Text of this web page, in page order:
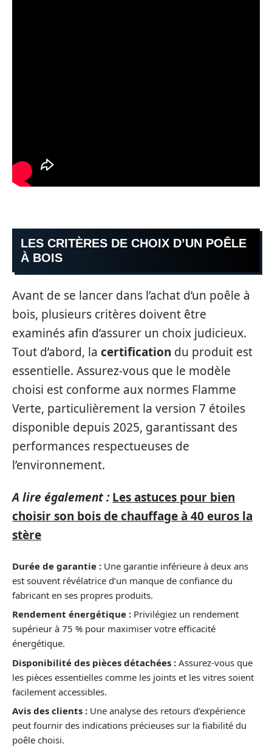
LES CRITÈRES DE CHOIX D’UN POÊLE
À BOIS
Avant de se lancer dans l’achat d’un poêle à
bois, plusieurs critères doivent être
examinés afin d’assurer un choix judicieux.
Tout d’abord, la certification du produit est
essentielle. Assurez-vous que le modèle
choisi est conforme aux normes Flamme
Verte, particulièrement la version 7 étoiles
disponible depuis 2025, garantissant des
performances respectueuses de
l’environnement.
A lire également : Les astuces pour bien
choisir son bois de chauffage à 40 euros la
stère
Durée de garantie : Une garantie inférieure à deux ans
est souvent révélatrice d’un manque de confiance du
fabricant en ses propres produits.
Rendement énergétique : Privilégiez un rendement
supérieur à 75 % pour maximiser votre efficacité
énergétique.
Disponibilité des pièces détachées : Assurez-vous que
les pièces essentielles comme les joints et les vitres soient
facilement accessibles.
Avis des clients : Une analyse des retours d’expérience
peut fournir des indications précieuses sur la fiabilité du
poêle choisi.